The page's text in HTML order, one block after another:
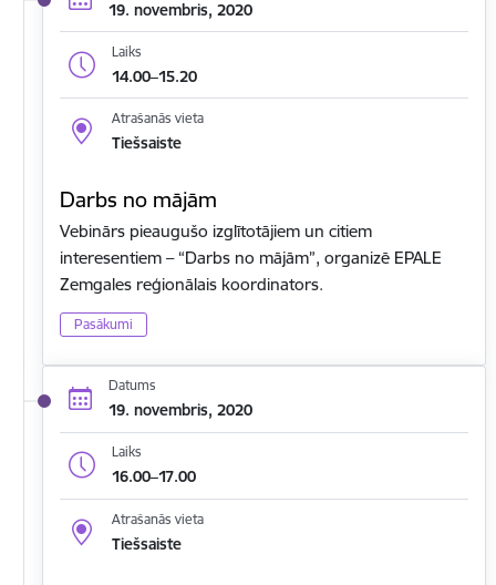
19. novembris, 2020
Laiks
14.00–15.20
Atrašanās vieta
Tiešsaiste
Darbs no mājām
Vebinārs pieaugušo izglītotājiem un citiem
interesentiem – “Darbs no mājām”, organizē EPALE
Zemgales reģionālais koordinators.
Pasākumi
Datums
19. novembris, 2020
Laiks
16.00–17.00
Atrašanās vieta
Tiešsaiste